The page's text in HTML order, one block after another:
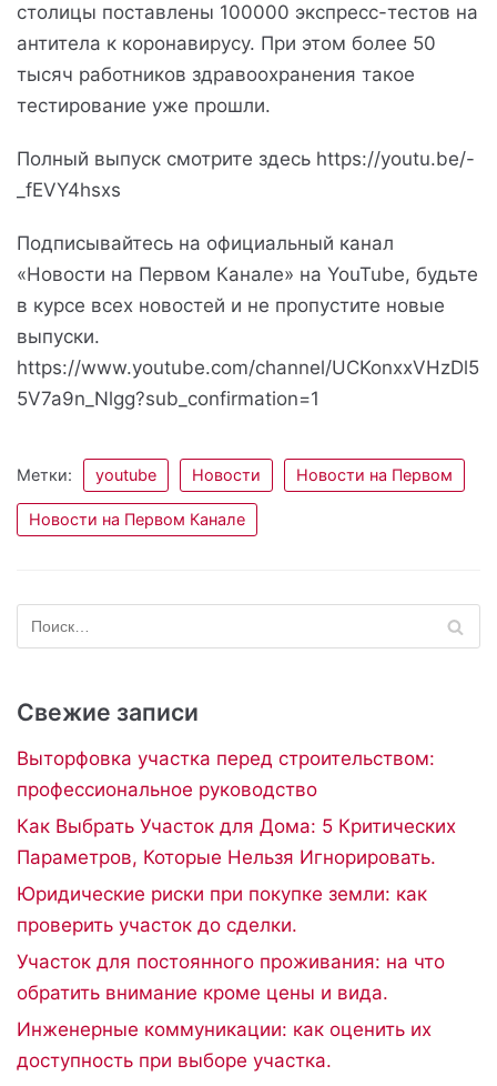
столицы поставлены 100000 экспресс-тестов на
антитела к коронавирусу. При этом более 50
тысяч работников здравоохранения такое
тестирование уже прошли.
Полный выпуск смотрите здесь https://youtu.be/-
_fEVY4hsxs
Подписывайтесь на официальный канал
«Новости на Первом Канале» на YouTube, будьте
в курсе всех новостей и не пропустите новые
выпуски.
https://www.youtube.com/channel/UCKonxxVHzDl5
5V7a9n_Nlgg?sub_confirmation=1
Метки: youtube Новости Новости на Первом
Новости на Первом Канале
Свежие записи
Выторфовка участка перед строительством:
профессиональное руководство
Как Выбрать Участок для Дома: 5 Критических
Параметров, Которые Нельзя Игнорировать.
Юридические риски при покупке земли: как
проверить участок до сделки.
Участок для постоянного проживания: на что
обратить внимание кроме цены и вида.
Инженерные коммуникации: как оценить их
доступность при выборе участка.